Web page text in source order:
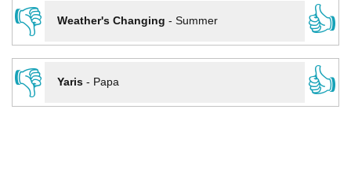
👎
Weather's Changing - Summer
👍
👎
Yaris- Papa 👍